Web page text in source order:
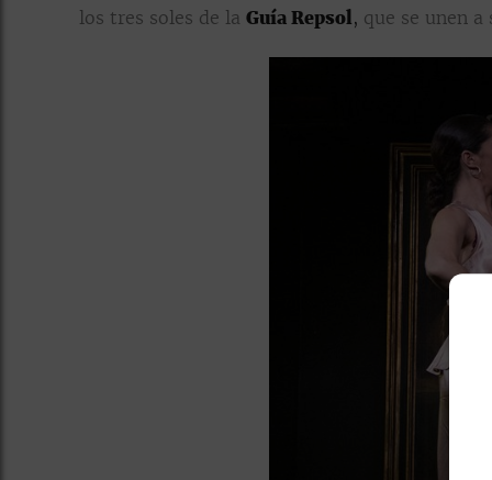
los tres soles de la Guía Repsol, que se unen